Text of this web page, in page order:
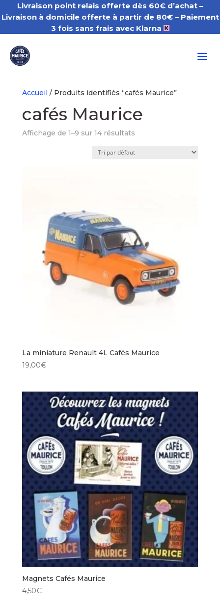
Livraison point relais offerte dès 60€ d’achat –
Livraison à domicile offerte à partir de 80€ – Paiement
3 fois sans frais avec Klarna
a
Accueil / Produits identifiés “cafés Maurice”
cafés Maurice
Affichage de 1–9 sur 14 résultats
La miniature Renault 4L Cafés Maurice
19,00€
Magnets Cafés Maurice
4,50€